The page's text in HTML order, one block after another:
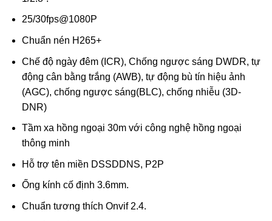
25/30fps@1080P
Chuẩn nén H265+
Chế độ ngày đêm (ICR), Chống ngược sáng DWDR, tự
động cân bằng trắng (AWB), tự động bù tín hiệu ảnh
(AGC), chống ngược sáng(BLC), chống nhiễu (3D-
DNR)
Tầm xa hồng ngoại 30m với công nghệ hồng ngoại
thông minh
Hỗ trợ tên miền DSSDDNS, P2P
Ống kính cố định 3.6mm.
Chuẩn tương thích Onvif 2.4.